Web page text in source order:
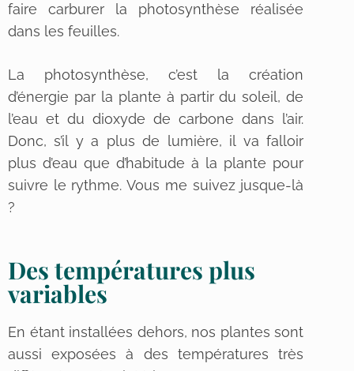
faire carburer la photosynthèse réalisée
dans les feuilles.
La photosynthèse, c’est la création
d’énergie par la plante à partir du soleil, de
l’eau et du dioxyde de carbone dans l’air.
Donc, s’il y a plus de lumière, il va falloir
plus d’eau que d’habitude à la plante pour
suivre le rythme. Vous me suivez jusque-là
?
Des températures plus
variables
En étant installées dehors, nos plantes sont
aussi exposées à des températures très